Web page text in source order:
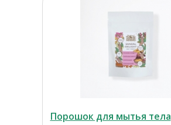
Порошок для мытья тела